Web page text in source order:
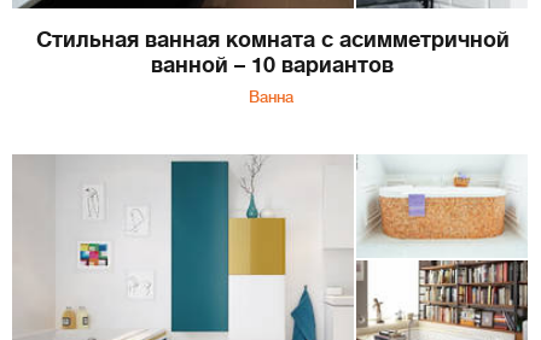
Стильная ванная комната с асимметричной
ванной – 10 вариантов
Ванна